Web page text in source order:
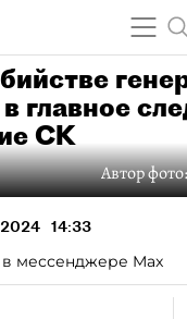
главное
СК
Автор
2024 14:33
в мессенджере Max